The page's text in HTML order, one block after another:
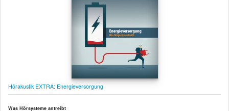
Hörakustik EXTRA: Energieversorgung
Was Hörsysteme antreibt